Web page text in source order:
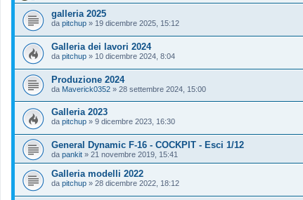
galleria 2025
da pitchup » 19 dicembre 2025, 15:12
Galleria dei lavori 2024
da pitchup » 10 dicembre 2024, 8:04
Produzione 2024
da Maverick0352 » 28 settembre 2024, 15:00
Galleria 2023
da pitchup » 9 dicembre 2023, 16:30
General Dynamic F-16 - COCKPIT - Esci 1/12
da pankit » 21 novembre 2019, 15:41
Galleria modelli 2022
da pitchup » 28 dicembre 2022, 18:12